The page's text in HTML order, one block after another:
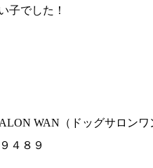
子でした！
WAN（ドッグサロンワ
４８９